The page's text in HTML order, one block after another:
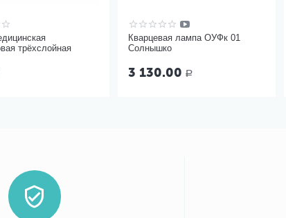
трёхслойная
Кварцевая лампа ОУФк 01
Солнышко
3 130.00 Р